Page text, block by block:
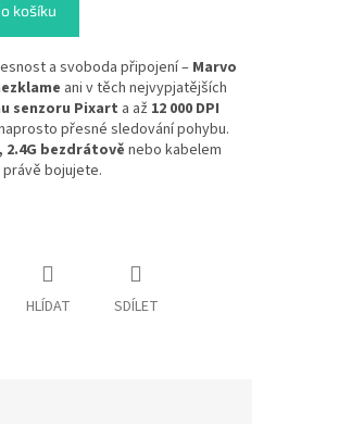
košíku
a svoboda připojení – Marvo
ani v těch nejvypjatějších
senzoru Pixart a až 12 000 DPI
přesné sledování pohybu.
bezdrátově nebo kabelem
bojujete.
HLÍDAT SDÍLET